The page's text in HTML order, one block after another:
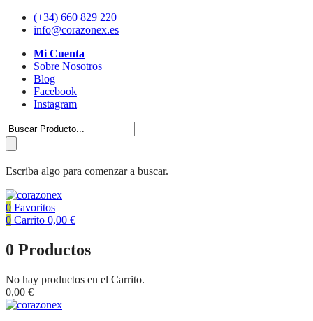
(+34) 660 829 220
info@corazonex.es
Mi Cuenta
Sobre Nosotros
Blog
Facebook
Instagram
Escriba algo para comenzar a buscar.
0 Favoritos
0 Carrito 0,00 €
0 Productos
No hay productos en el Carrito.
0,00 €